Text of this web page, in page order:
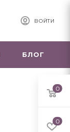
ВОЙТИ
БЛОГ
0
0